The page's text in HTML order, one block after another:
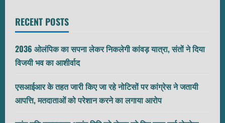
RECENT POSTS
2036 ओलंपिक का सपना लेकर निकलेगी कांवड़ यात्रा, संतों ने दिया
विजयी भव का आशीर्वाद
एसआईआर के तहत जारी किए जा रहे नोटिसों पर कांग्रेस ने जतायी
आपत्ति, मतदाताओं को परेशान करने का लगाया आरोप